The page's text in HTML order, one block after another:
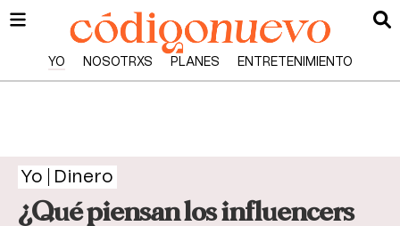
YO NOSOTRXS PLANES ENTRETENIMIENTO
Yo Dinero
¿Qué piensan los influencers